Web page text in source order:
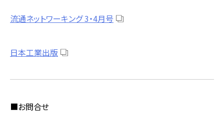
流通ネットワーキング 3・4月号
日本工業出版
■お問合せ